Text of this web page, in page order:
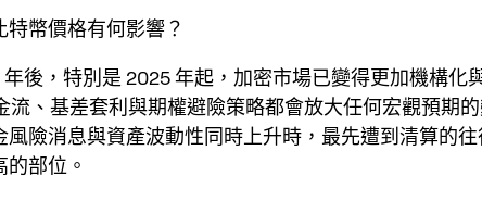
特幣價格有何影響？
後，特別是 2025 年起，加密市場已變得更加機構化
流、基差套利與期權避險策略都會放大任何宏觀預期的
風險消息與資產波動性同時上升時，最先遭到清算的
部位。